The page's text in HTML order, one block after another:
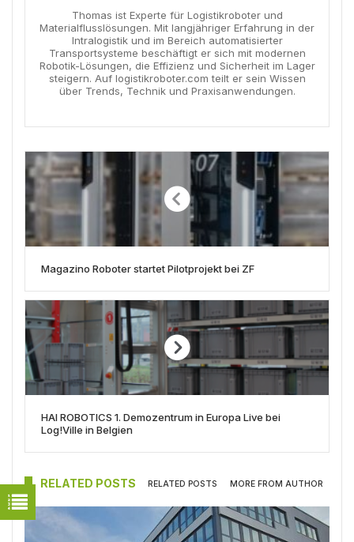
Thomas ist Experte für Logistikroboter und
Materialflusslösungen. Mit langjähriger Erfahrung in der
Intralogistik und im Bereich automatisierter
Transportsysteme beschäftigt er sich mit modernen
Robotik-Lösungen, die Effizienz und Sicherheit im Lager
steigern. Auf logistikroboter.com teilt er sein Wissen
über Trends, Technik und Praxisanwendungen.
Magazino Roboter startet Pilotprojekt bei ZF
HAI ROBOTICS 1. Demozentrum in Europa Live bei
Log!Ville in Belgien
RELATED POSTS RELATED POSTS MORE FROM AUTHOR